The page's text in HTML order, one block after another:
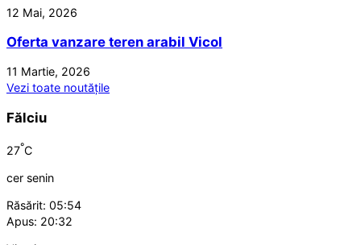
12 Mai, 2026
Oferta vanzare teren arabil Vicol
11 Martie, 2026
Vezi toate noutățile
Fălciu
27°C
cer senin
Răsărit: 05:54
Apus: 20:32